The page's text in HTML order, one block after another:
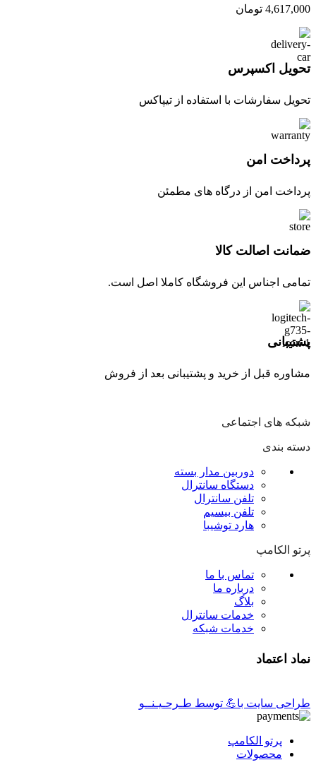
4,617,000 تومان
تحویل اکسپرس
تحویل سفارشات با استفاده از تیپاکس
پرداخت امن
پرداخت امن از درگاه های مطمئن
ضمانت اصالت کالا
تمامی اجناس این فروشگاه کاملا اصل است.
پشتیبانی
مشاوره قبل از خرید و پشتیبانی بعد از فروش
شبکه های اجتماعی
دسته بندی
دوربین مدار بسته
دستگاه سانترال
تلفن سانترال
تلفن بیسیم
هارد توشیبا
پرتو الکامپ
تماس با ما
درباره ما
بلاگ
خدمات سانترال
خدمات شبکه
نماد اعتماد
طراحی سایت با💪 توسط طـرحـیـنــو
پرتو الکامپ
محصولات